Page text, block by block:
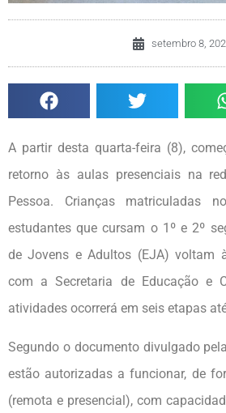
setembro 8,
A partir desta quarta-feira (8),
retorno às aulas presenciais na
Pessoa. Crianças
estudantes que cursam o 1º e 2º
de Jovens e Adultos (EJA) voltam
com a Secretaria de Educação e
atividades ocorrerá em seis etapas
Segundo o documento divulgado
estão autorizadas a funcionar, de
(remota e presencial), com